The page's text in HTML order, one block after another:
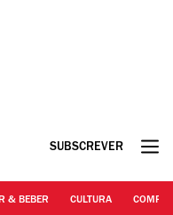
SUBSCREVER
& BEBER CULTURA
Souza, Elias